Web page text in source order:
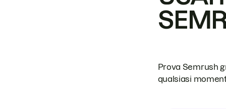
Prova Semrush
qualsiasi